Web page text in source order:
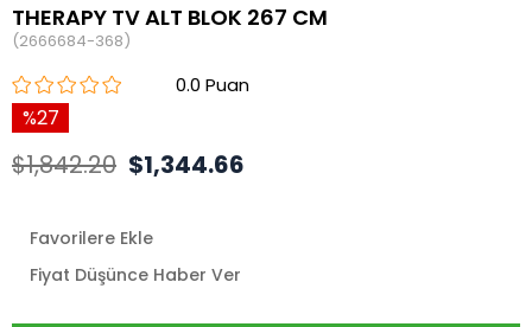
THERAPY TV ALT BLOK 267 CM
(2666684-368)
0.0
27
$1,842.20 $1,344.66
Favorilere Ekle
Fiyat Düşünce Haber Ver